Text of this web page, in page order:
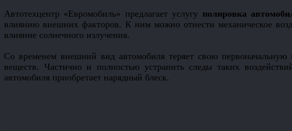
Автотехцентр «Евромобиль» предлагает услугу полировка
влиянию внешних факторов. К ним можно отнести механическое
влияние солнечного излучения.
Со временем внешний вид автомобиля теряет свою
веществ. Частично и полностью устранить следы таких
автомобиля приобретает нарядный блеск.